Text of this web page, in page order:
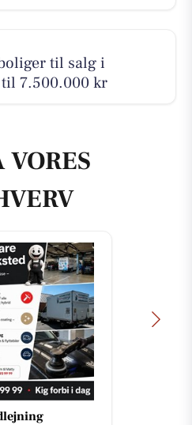
til salg i
7.500.000 kr
VORES